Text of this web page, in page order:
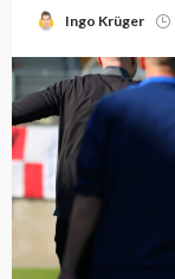
Ingo Krüger